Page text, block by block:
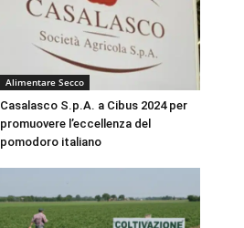
Alimentare Secco
Casalasco S.p.A. a Cibus 2024 per
promuovere l’eccellenza del
pomodoro italiano